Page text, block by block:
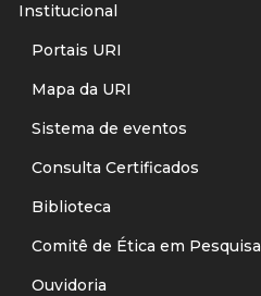
Institucional
Portais URI
Mapa da URI
Sistema de eventos
Consulta Certificados
Biblioteca
Comitê de Ética em Pesquisa
Ouvidoria